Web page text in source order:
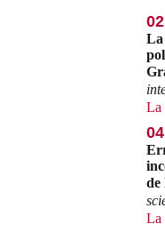
La
La
04
de
La